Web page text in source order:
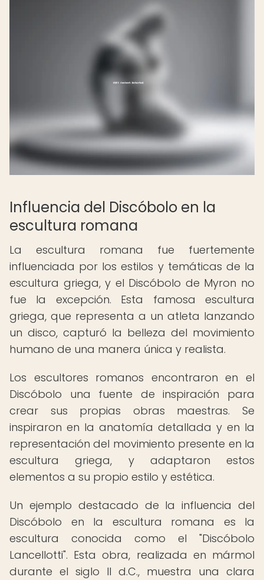
Influencia del Discóbolo en la
escultura romana
La escultura romana fue fuertemente
influenciada por los estilos y temáticas de la
escultura griega, y el Discóbolo de Myron no
fue la excepción. Esta famosa escultura
griega, que representa a un atleta lanzando
un disco, capturó la belleza del movimiento
humano de una manera única y realista.
Los escultores romanos encontraron en el
Discóbolo una fuente de inspiración para
crear sus propias obras maestras. Se
inspiraron en la anatomía detallada y en la
representación del movimiento presente en la
escultura griega, y adaptaron estos
elementos a su propio estilo y estética.
Un ejemplo destacado de la influencia del
Discóbolo en la escultura romana es la
escultura conocida como el "Discóbolo
Lancellotti". Esta obra, realizada en mármol
durante el siglo II d.C., muestra una clara